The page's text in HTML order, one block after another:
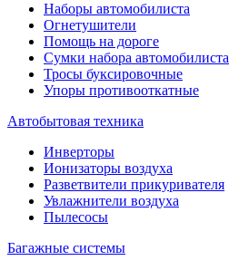
Наборы автомобилиста
Огнетушители
Помощь на дороге
Сумки набора автомобилиста
Тросы буксировочные
Упоры противооткатные
Автобытовая техника
Инверторы
Ионизаторы воздуха
Разветвители прикуривателя
Увлажнители воздуха
Пылесосы
Багажные системы